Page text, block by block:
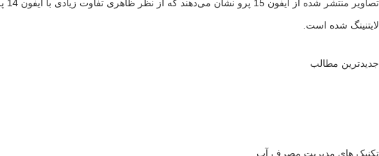
لایتنینگ شده است.
جدیدترین مطالب
تکنیک های مدیریت مصرف آب